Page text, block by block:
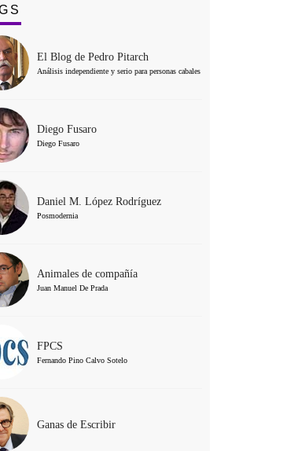
El Blog de Pedro Pitarch
Análisis independiente y serio para personas cabales
Diego Fusaro
Diego Fusaro
Daniel M. López Rodríguez
Posmodernia
Animales de compañía
Juan Manuel De Prada
FPCS
Fernando Pino Calvo Sotelo
Ganas de Escribir